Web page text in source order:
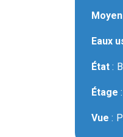
Eaux
État
Étage
Vue